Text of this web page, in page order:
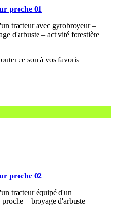
proche 01
tracteur avec gyrobroyeur –
d'arbuste – activité forestière
proche 02
tracteur équipé d'un
– broyage d'arbuste –